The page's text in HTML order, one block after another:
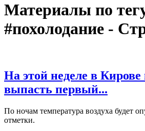
Материалы по
#похолодание -
На этой неделе в
выпасть первый...
По ночам температура воздуха будет
отметки.